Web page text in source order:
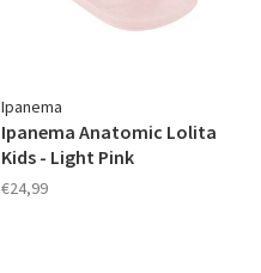
Ipanema
Ipanema Anatomic Lolita
Kids - Light Pink
€24,99